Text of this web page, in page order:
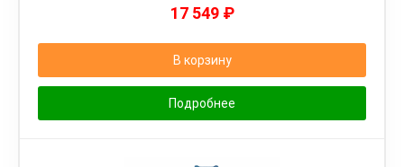
17 549 ₽
В корзину
Подробнее